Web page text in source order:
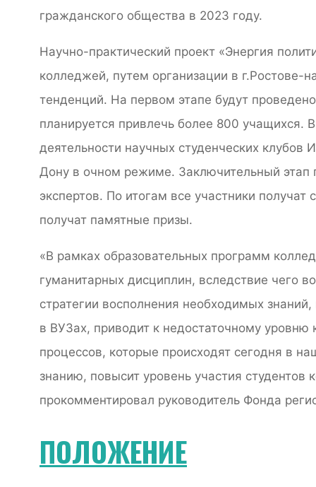
гражданского общества в 2023 году.
Научно-практический проект «Энергия
колледжей, путем организации в г.Ростове-
тенденций. На первом этапе будут
планируется привлечь более 800 учащихся.
деятельности научных студенческих
Дону в очном режиме. Заключительный этап
экспертов. По итогам все участники
получат памятные призы.
«В рамках образовательных программ
гуманитарных дисциплин, вследствие чего
стратегии восполнения необходимых
в ВУЗах, приводит к недостаточному
процессов, которые происходят сегодня в
знанию, повысит уровень участия
прокомментировал руководитель Фонда
ПОЛОЖЕНИЕ